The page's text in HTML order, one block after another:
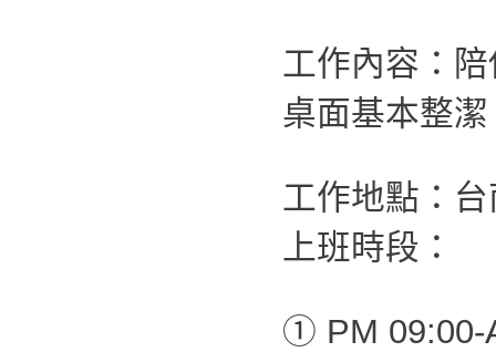
工作內容：
桌面基本整潔
工作地點：
上班時段：
① PM 09:00-